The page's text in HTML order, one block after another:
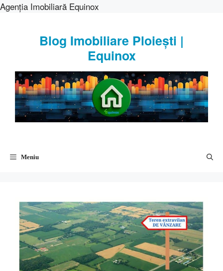
Agenția Imobiliară Equinox
Blog Imobiliare Ploiești |
Equinox
Meniu